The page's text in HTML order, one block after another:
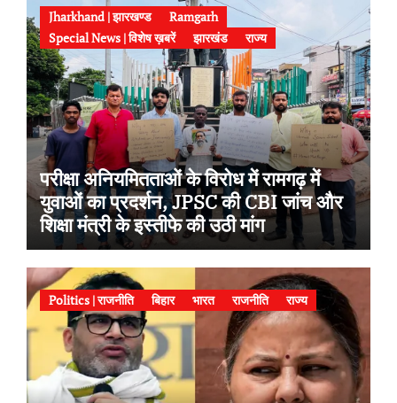
Jharkhand | झारखण्ड
Ramgarh
Special News | विशेष ख़बरें
झारखंड राज्य
परीक्षा अनियमितताओं के विरोध में रामगढ़ में
युवाओं का प्रदर्शन, JPSC की CBI जांच और
शिक्षा मंत्री के इस्तीफे की उठी मांग
Politics | राजनीति बिहार भारत राजनीति राज्य